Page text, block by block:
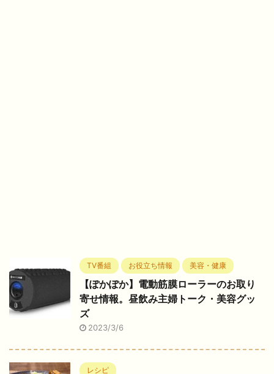
TV番組 お役立ち情報 美容・健康
【ぽかぽか】電動筋膜ローラーのお取り
寄せ情報。昼飲み主婦トーク・美容グッ
ズ
2023/3/6
レシピ